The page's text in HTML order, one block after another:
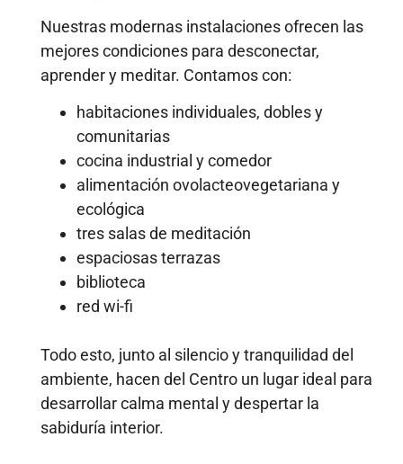
Nuestras modernas instalaciones ofrecen las
mejores condiciones para desconectar,
aprender y meditar. Contamos con:
habitaciones individuales, dobles y
comunitarias
cocina industrial y comedor
alimentación ovolacteovegetariana y
ecológica
tres salas de meditación
espaciosas terrazas
biblioteca
red wi-fi
Todo esto, junto al silencio y tranquilidad del
ambiente, hacen del Centro un lugar ideal para
desarrollar calma mental y despertar la
sabiduría interior.